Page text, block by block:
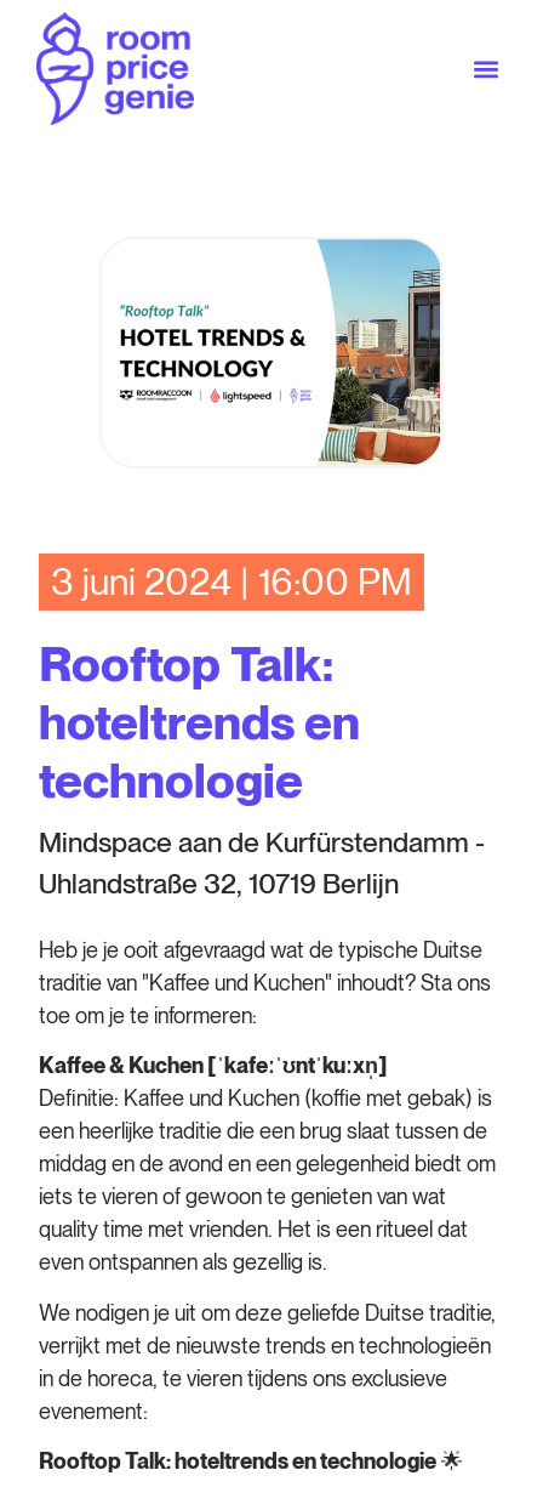
3 juni 2024 | 16:00 PM
Rooftop Talk:
hoteltrends en
technologie
Mindspace aan de Kurfürstendamm -
Uhlandstraße 32, 10719 Berlijn
Heb je je ooit afgevraagd wat de typische Duitse
traditie van "Kaffee und Kuchen" inhoudt? Sta ons
toe om je te informeren:
Kaffee & Kuchen [ˈkafeːˈʊntˈkuːxn̩]
Definitie: Kaffee und Kuchen (koffie met gebak) is
een heerlijke traditie die een brug slaat tussen de
middag en de avond en een gelegenheid biedt om
iets te vieren of gewoon te genieten van wat
quality time met vrienden. Het is een ritueel dat
even ontspannen als gezellig is.
We nodigen je uit om deze geliefde Duitse traditie,
verrijkt met de nieuwste trends en technologieën
in de horeca, te vieren tijdens ons exclusieve
evenement:
Rooftop Talk: hoteltrends en technologie🌟